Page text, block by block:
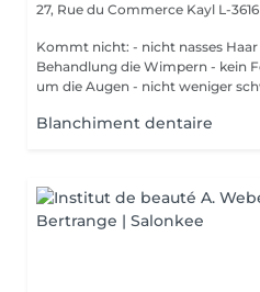
27, Rue du Commerce Kayl L-3616
Kommt nicht: - nicht nasses
Behandlung die Wimpern - kein
um die Augen - nicht weniger
Blanchiment dentaire